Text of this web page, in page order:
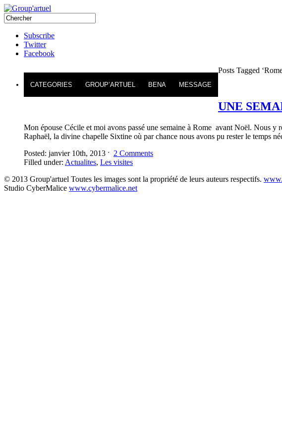
Subscribe
Twitter
Facebook
CATEGORIES GROUP’ARTUEL BENA MESSAGE
Posts Tagged
UNE
Mon épouse Cécile et moi avons passé une semaine à Rome avant Noël. Nous y
Raphaël, la divine chapelle Sixtine où par chance nous avons pu rester le temps
Posted: janvier 10th, 2013 ˑ 2 Comments
Filled under: Actualites, Les visites
© 2013 Group'artuel Toutes les images sont la propriété de leurs auteurs respectifs.
Studio CyberMalice www.cybermalice.net